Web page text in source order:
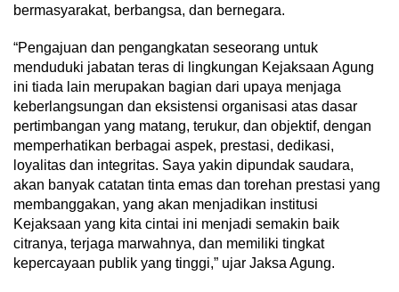
bermasyarakat, berbangsa, dan bernegara.
“Pengajuan dan pengangkatan seseorang untuk
menduduki jabatan teras di lingkungan Kejaksaan Agung
ini tiada lain merupakan bagian dari upaya menjaga
keberlangsungan dan eksistensi organisasi atas dasar
pertimbangan yang matang, terukur, dan objektif, dengan
memperhatikan berbagai aspek, prestasi, dedikasi,
loyalitas dan integritas. Saya yakin dipundak saudara,
akan banyak catatan tinta emas dan torehan prestasi yang
membanggakan, yang akan menjadikan institusi
Kejaksaan yang kita cintai ini menjadi semakin baik
citranya, terjaga marwahnya, dan memiliki tingkat
kepercayaan publik yang tinggi,” ujar Jaksa Agung.